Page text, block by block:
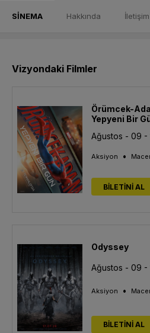
SİNEMA Hakkında
Vizyondaki Filmler
Örümcek-
Yepyeni Bir
Aksiyon •
BİLETİNİ AL
Odyssey
Aksiyon •
BİLETİNİ AL